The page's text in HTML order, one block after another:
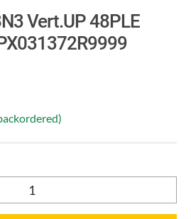
Vert.UP 48PLE